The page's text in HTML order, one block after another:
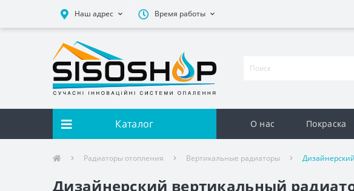
Наш адрес Время работы
Каталог О нас Покраска
Радиаторы отопления Вертикальные радиаторы
Дизайнерский вертикальный